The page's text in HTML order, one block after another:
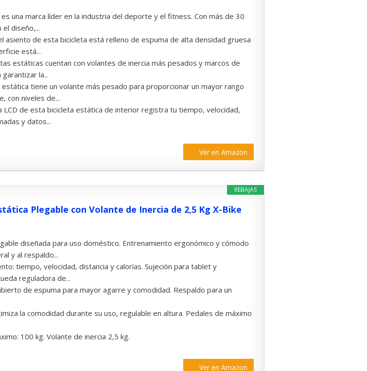
es una marca líder en la industria del deporte y el fitness. Con más de 30
diseño,...
asiento de esta bicicleta está relleno de espuma de alta densidad gruesa
está...
estáticas cuentan con volantes de inercia más pesados y marcos de
la...
estática tiene un volante más pesado para proporcionar un mayor rango
con niveles de...
LCD de esta bicicleta estática de interior registra tu tiempo, velocidad,
y datos...
Ver en Amazon
REBAJAS
Plegable con Volante de Inercia de 2,5 Kg X-Bike
diseñada para uso doméstico. Entrenamiento ergonómico y cómodo
y al respaldo...
tiempo, velocidad, distancia y calorías. Sujeción para tablet y
reguladora de...
de espuma para mayor agarre y comodidad. Respaldo para un
la comodidad durante su uso, regulable en altura. Pedales de máximo
100 kg. Volante de inercia 2,5 kg.
Ver en Amazon